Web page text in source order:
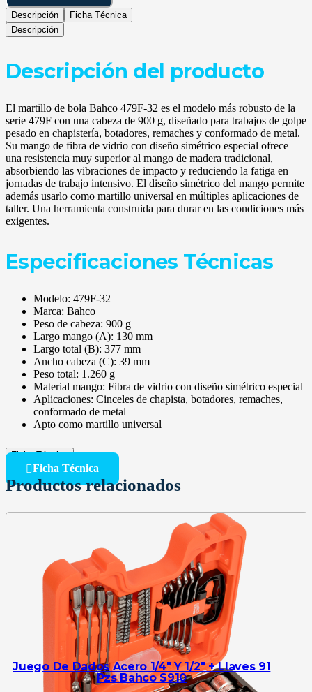
Descripción
Ficha Técnica
Descripción
Descripción del producto
El martillo de bola Bahco 479F-32 es el modelo más robusto de la
serie 479F con una cabeza de 900 g, diseñado para trabajos de golpe
pesado en chapistería, botadores, remaches y conformado de metal.
Su mango de fibra de vidrio con diseño simétrico especial ofrece
una resistencia muy superior al mango de madera tradicional,
absorbiendo las vibraciones de impacto y reduciendo la fatiga en
jornadas de trabajo intensivo. El diseño simétrico del mango permite
además usarlo como martillo universal en múltiples aplicaciones de
taller. Una herramienta construida para durar en las condiciones más
exigentes.
Especificaciones Técnicas
Modelo: 479F-32
Marca: Bahco
Peso de cabeza: 900 g
Largo mango (A): 130 mm
Largo total (B): 377 mm
Ancho cabeza (C): 39 mm
Peso total: 1.260 g
Material mango: Fibra de vidrio con diseño simétrico especial
Aplicaciones: Cinceles de chapista, botadores, remaches,
conformado de metal
Apto como martillo universal
Ficha Técnica
Ficha Técnica
Productos relacionados
Juego De Dados Acero 1/4″ Y 1/2″ + Llaves 91
Pzs Bahco S910